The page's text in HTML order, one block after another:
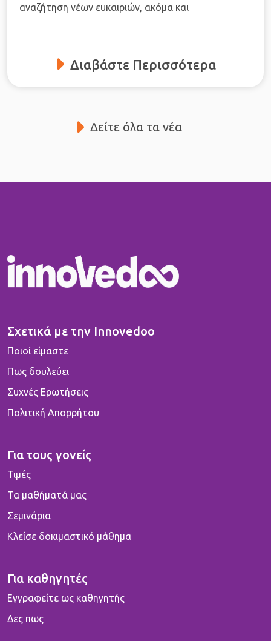
αναζήτηση νέων ευκαιριών, ακόμα και
Διαβάστε Περισσότερα
Δείτε όλα τα νέα
Σχετικά με την Innovedoo
Ποιοί είμαστε
Πως δουλεύει
Συχνές Ερωτήσεις
Πολιτική Απορρήτου
Για τους γονείς
Τιμές
Τα μαθήματά μας
Σεμινάρια
Κλείσε δοκιμαστικό μάθημα
Για καθηγητές
Εγγραφείτε ως καθηγητής
Δες πως